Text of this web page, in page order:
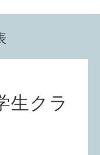
生クラ